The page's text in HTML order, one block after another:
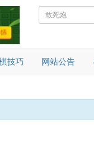
技巧 网站公告